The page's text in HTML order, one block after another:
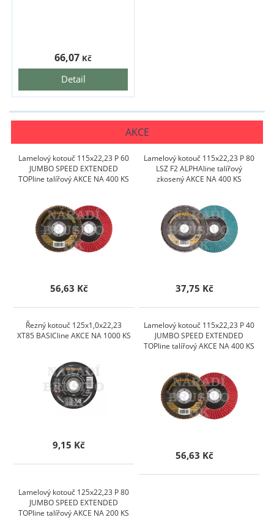
Detail
66,07 Kč
AKCE
Lamelový kotouč 115x22,23 P 60
JUMBO SPEED EXTENDED
TOPline talířový AKCE NA 400 KS
56,63 Kč
Lamelový kotouč 115x22,23 P 80
LSZ F2 ALPHAline talířový
zkosený AKCE NA 400 KS
37,75 Kč
Řezný kotouč 125x1,0x22,23
XT85 BASICline AKCE NA 1000 KS
9,15 Kč
Lamelový kotouč 115x22,23 P 40
JUMBO SPEED EXTENDED
TOPline talířový AKCE NA 400 KS
56,63 Kč
Lamelový kotouč 125x22,23 P 80
JUMBO SPEED EXTENDED
TOPline talířový AKCE NA 200 KS